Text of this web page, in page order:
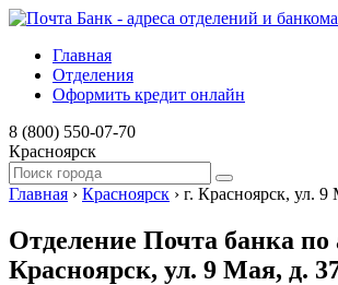
Главная
Отделения
Оформить кредит онлайн
8 (800) 550-07-70
Красноярск
Главная › Красноярск › г. Красноярск, ул. 9
Отделение Почта банка по
Красноярск, ул. 9 Мая, д.